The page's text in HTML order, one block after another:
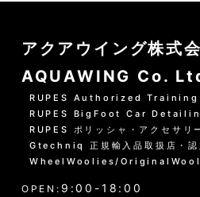
アクアウイング株式
AQUAWING Co.
RUPES Authorized Training
RUPES BigFoot Car
RUPES ポリッシャ・アクセサリ
Gtechniq 正規輸入品取扱店・認
WheelWoolies/
OPEN: 9:00-18:00